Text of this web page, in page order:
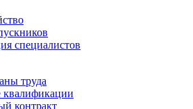
специалистов
труда
контракт